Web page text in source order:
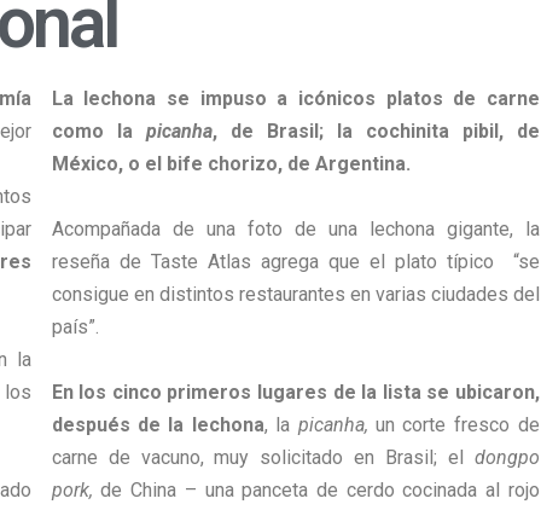
la
los
La lechona se impuso a icónicos platos de carne
como la picanha, de Brasil; la cochinita pibil, de
México, o el bife chorizo, de Argentina.
Acompañada de una foto de una lechona gigante, la
reseña de Taste Atlas agrega que el plato típico “se
consigue en distintos restaurantes en varias ciudades del
país”.
En los cinco primeros lugares de la lista se ubicaron,
después de la lechona, la picanha, un corte fresco de
carne de vacuno, muy solicitado en Brasil; el dongpo
pork, de China – una panceta de cerdo cocinada al rojo